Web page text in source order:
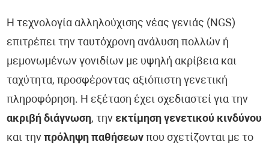
Η τεχνολογία αλληλούχισης νέας γενιάς (NGS)
επιτρέπει την ταυτόχρονη ανάλυση πολλών ή
μεμονωμένων γονιδίων με υψηλή ακρίβεια και
ταχύτητα, προσφέροντας αξιόπιστη γενετική
πληροφόρηση. Η εξέταση έχει σχεδιαστεί για την
ακριβή διάγνωση, τηνεκτίμηση γενετικού κινδύνου
και τηνπρόληψη παθήσεων που σχετίζονται με το